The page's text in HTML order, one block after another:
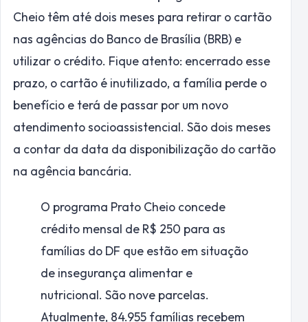
Cheio têm até dois meses para retirar o cartão
nas agências do Banco de Brasília (BRB) e
utilizar o crédito. Fique atento: encerrado esse
prazo, o cartão é inutilizado, a família perde o
benefício e terá de passar por um novo
atendimento socioassistencial. São dois meses
a contar da data da disponibilização do cartão
na agência bancária.
O programa Prato Cheio concede
crédito mensal de R$ 250 para as
famílias do DF que estão em situação
de insegurança alimentar e
nutricional. São nove parcelas.
Atualmente, 84.955 famílias recebem